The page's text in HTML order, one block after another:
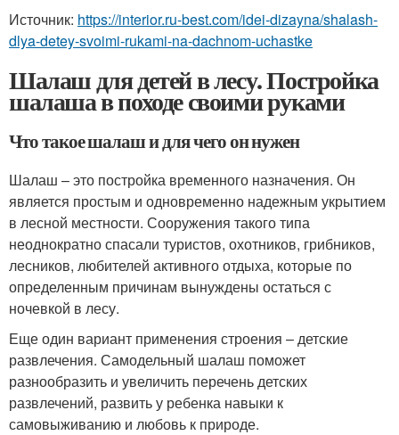
Источник: https://interior.ru-best.com/idei-dizayna/shalash-
dlya-detey-svoimi-rukami-na-dachnom-uchastke
Шалаш для детей в лесу. Постройка
шалаша в походе своими руками
Что такое шалаш и для чего он нужен
Шалаш – это постройка временного назначения. Он
является простым и одновременно надежным укрытием
в лесной местности. Сооружения такого типа
неоднократно спасали туристов, охотников, грибников,
лесников, любителей активного отдыха, которые по
определенным причинам вынуждены остаться с
ночевкой в лесу.
Еще один вариант применения строения – детские
развлечения. Самодельный шалаш поможет
разнообразить и увеличить перечень детских
развлечений, развить у ребенка навыки к
самовыживанию и любовь к природе.